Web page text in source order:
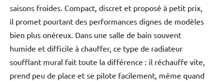
intégré (bouton économique
avec arrêt économique pour la
douche) Arrêt et régulation de
quantité Transformation :
baignoire/douche Sortie de
douche inférieure à 1/2"
Disconnecteur anti-retour
intégré Bec verseur avec
saisons froides. Compact, discret et proposé à petit prix,
il promet pourtant des performances dignes de modèles
bien plus onéreux. Dans une salle de bain souvent
humide et difficile à chauffer, ce type de radiateur
soufflant mural fait toute la différence : il réchauffe vite,
prend peu de place et se pilote facilement, même quand